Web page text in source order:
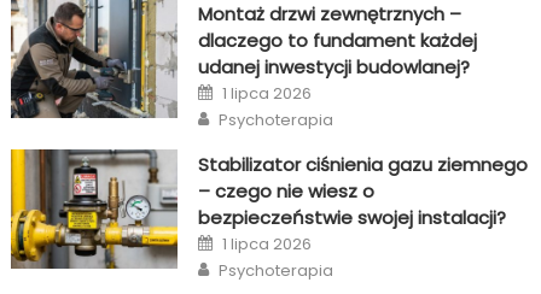
Montaż drzwi zewnętrznych –
dlaczego to fundament każdej
udanej inwestycji budowlanej?
Posted
on
1 lipca 2026
Author
Psychoterapia
Stabilizator ciśnienia gazu ziemnego
– czego nie wiesz o
bezpieczeństwie swojej instalacji?
Posted
on
1 lipca 2026
Author
Psychoterapia